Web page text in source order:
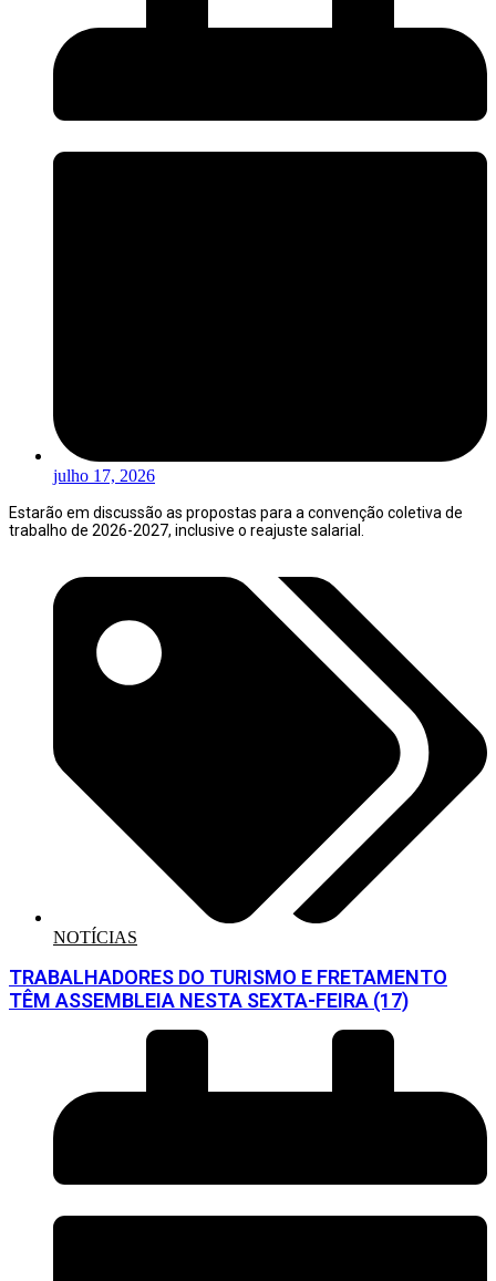
julho 17, 2026
Estarão em discussão as propostas para a convenção coletiva de
trabalho de 2026-2027, inclusive o reajuste salarial.
NOTÍCIAS
TRABALHADORES DO TURISMO E FRETAMENTO
TÊM ASSEMBLEIA NESTA SEXTA-FEIRA (17)